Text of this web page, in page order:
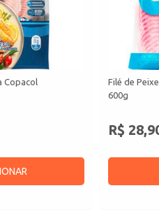
Copacol
Filé de
600g
R$